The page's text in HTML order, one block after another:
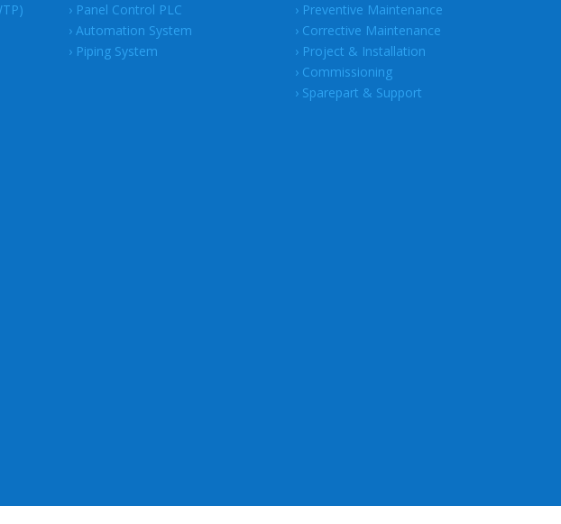
› Panel Control PLC
› Automation System
› Piping System
› Preventive Maintenance
› Corrective Maintenance
› Project & Installation
› Commissioning
› Sparepart & Support